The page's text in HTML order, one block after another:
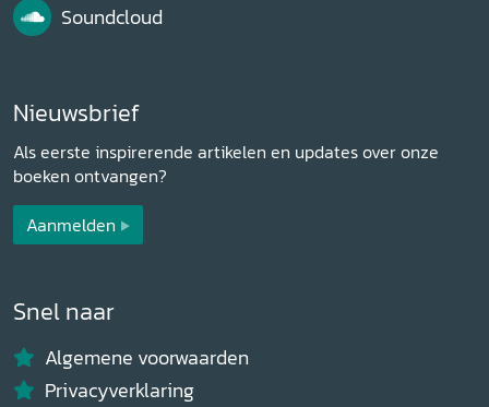
Soundcloud
Nieuwsbrief
Als eerste inspirerende artikelen en updates over onze
boeken ontvangen?
Aanmelden
Snel naar
Algemene voorwaarden
Privacyverklaring